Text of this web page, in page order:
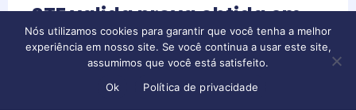
STF valida prova obtida em
celular perdido na cena do
crime
Conteúdo disponível apenas para usuários logados
Faça login ou crie sua conta para visualizar
Nós utilizamos cookies para garantir que você tenha a melhor
experiência em nosso site. Se você continua a usar este site,
assumimos que você está satisfeito.
Ok
Política de privacidade